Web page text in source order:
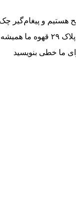
قهوه ما
ما خطی بنویسید